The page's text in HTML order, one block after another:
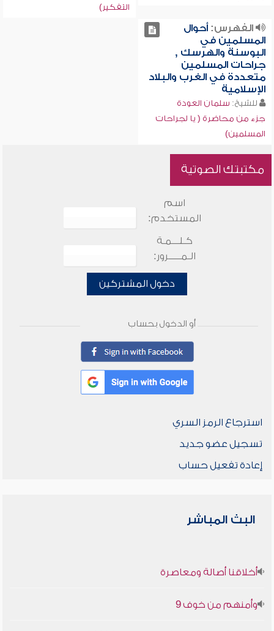
التفكير)
الفهرس:أحوال
المسلمين في
البوسنة والهرسك ,
جراحات المسلمين
متعددة في الغرب والبلاد
الإسلامية
للشيخ: سلمان العودة
جزء من محاضرة ( يا لجراحات
المسلمين)
مكتبتك الصوتية
اسم
المستخدم:
كـلـــمـة
الـمـــــرور:
دخول المشتركين
أو الدخول بحساب
استرجاع الرمز السري
تسجيل عضو جديد
إعادة تفعيل حساب
البث المباشر
أخلاقنا أصالة ومعاصرة
وأمنهم من خوف 9